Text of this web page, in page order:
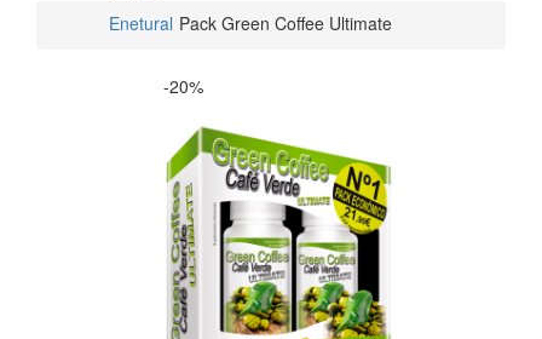
Enetural Pack Green Coffee Ultimate
-20%